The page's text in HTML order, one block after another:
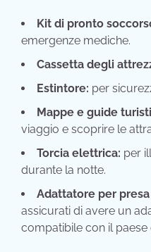
Kit di pronto
emergenze mediche.
Cassetta degli
Estintore: per
Mappe e guide
viaggio e scoprire le
Torcia elettrica: per
durante la notte.
Adattatore per
assicurati di avere un
compatibile con il paese